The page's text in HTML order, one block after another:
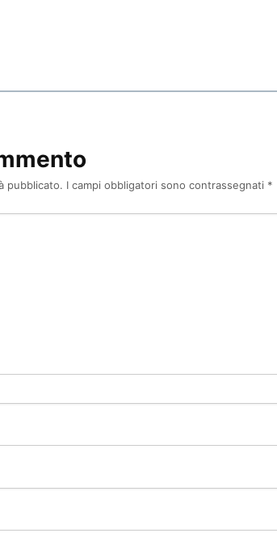
pubblicato. I campi obbligatori sono contrassegnati *